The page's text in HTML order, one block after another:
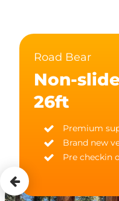
Road Bear
Non-
26ft
Premium
Brand new
Pre checkin